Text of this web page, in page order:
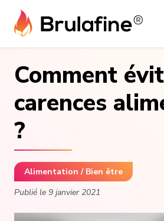
content
Comment
carences
?
Alimentation / Bien être
Publié le 9 janvier 2021